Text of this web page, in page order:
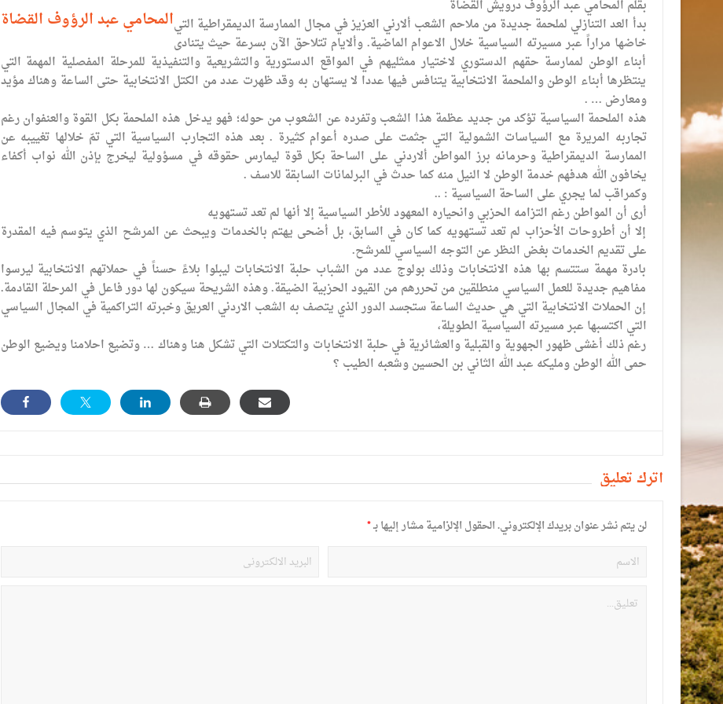
المحامي عبد الرؤوف القضاة
بقلم المحامي عبد الرؤوف درويش القضاة
بدأ العد التنازلي لملحمة جديدة من ملاحم الشعب ألارني العزيز في مجال الممارسة الديمقراطية التي
خاضها مراراً عبر مسيرته السياسية خلال الاعوام الماضية. وألايام تتلاحق الآن بسرعة حيث يتنادى
أبناء الوطن لممارسة حقهم الدستوري لاختيار ممثليهم في المواقع الدستورية والتشريعية والتنفيذية للمرحلة المفصلية المهمة التي
ينتظرها أبناء الوطن والملحمة الانتخابية يتنافس فيها عددا لا يستهان به وقد ظهرت عدد من الكتل الانتخابية حتى الساعة وهناك مؤيد
ومعارض … .
هذه الملحمة السياسية تؤكد من جديد عظمة هذا الشعب وتفرده عن الشعوب من حوله؛ فهو يدخل هذه الملحمة بكل القوة والعنفوان رغم
تجاربه المريرة مع السياسات الشمولية التي جثمت على صدره أعوام كثيرة . بعد هذه التجارب السياسية التي تمّ خلالها تغييبه عن
الممارسة الديمقراطية وحرمانه برز المواطن ألاردني على الساحة بكل قوة ليمارس حقوقه في مسؤولية ليخرج بإذن الله نواب أكفاء
يخافون الله هدفهم خدمة الوطن لا النيل منه كما حدث في البرلمانات السابقة للاسف .
وكمراقب لما يجري على الساحة السياسية : ..
أرى أن المواطن رغم التزامه الحزبي وانحياره المعهود للأطر السياسية إلا أنها لم تعد تستهويه
إلا أن أطروحات الأحزاب لم تعد تستهويه كما كان في السابق، بل أضحى يهتم بالخدمات ويبحث عن المرشح الذي يتوسم فيه المقدرة
على تقديم الخدمات بغض النظر عن التوجه السياسي للمرشح.
بادرة مهمة ستتسم بها هذه الانتخابات وذلك بولوج عدد من الشباب حلبة الانتخابات ليبلوا بلاءً حسناً في حملاتهم الانتخابية ليرسوا
مفاهيم جديدة للعمل السياسي منطلقين من تحررهم من القيود الحزبية الضيقة. وهذه الشريحة سيكون لها دور فاعل في المرحلة القادمة.
إن الحملات الانتخابية التي هي حديث الساعة ستجسد الدور الذي يتصف به الشعب الاردني العريق وخبرته التراكمية في المجال السياسي
التي اكتسبها عبر مسيرته السياسية الطويلة،
رغم ذلك أغشى ظهور الجهوية والقبلية والعشائرية في حلبة الانتخابات والتكتلات التي تشكل هنا وهناك … وتضيع احلامنا ويضيع الوطن
حمى الله الوطن ومليكه عبد الله الثاني بن الحسين وشعبه الطيب ؟
أترك تعليق
لن يتم نشر عنوان بريدك الإلكتروني.الحقول الإلزامية مشار إليها بـ*